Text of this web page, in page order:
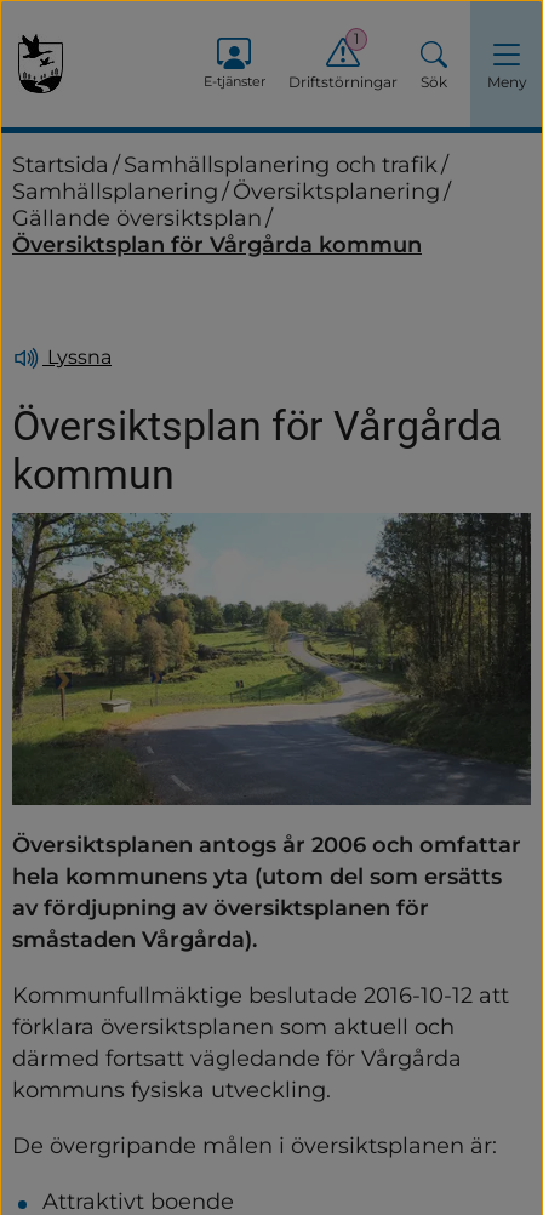
E-tjänster Driftstörningar
1
Sök Meny
Startsida /Samhällsplanering och trafik/
Samhällsplanering/Översiktsplanering/
Gällande översiktsplan/
Översiktsplan för Vårgårda kommun
Lyssna
Översiktsplan för Vårgårda
kommun
Översiktsplanen antogs år 2006 och omfattar
hela kommunens yta (utom del som ersätts
av fördjupning av översiktsplanen för
småstaden Vårgårda).
Kommunfullmäktige beslutade 2016-10-12 att
förklara översiktsplanen som aktuell och
därmed fortsatt vägledande för Vårgårda
kommuns fysiska utveckling.
De övergripande målen i översiktsplanen är:
Attraktivt boende